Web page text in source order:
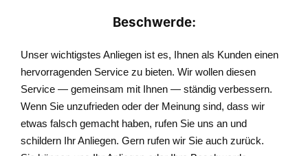
Beschwerde:
Unser wichtigstes Anliegen ist es, Ihnen als Kunden einen
hervorragenden Service zu bieten. Wir wollen diesen
Service — gemeinsam mit Ihnen — ständig verbessern.
Wenn Sie unzufrieden oder der Meinung sind, dass wir
etwas falsch gemacht haben, rufen Sie uns an und
schildern Ihr Anliegen. Gern rufen wir Sie auch zurück.